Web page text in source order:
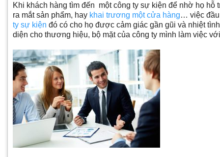
Khi khách hàng tìm đến một công ty sự kiện để nhờ họ hỗ
ra mắt sản phẩm, hay khai trương một cửa hàng… việc
ty sự kiện đó có cho họ được cảm giác gần gũi và nhiệt
diện cho thương hiệu, bộ mặt của công ty mình làm việc